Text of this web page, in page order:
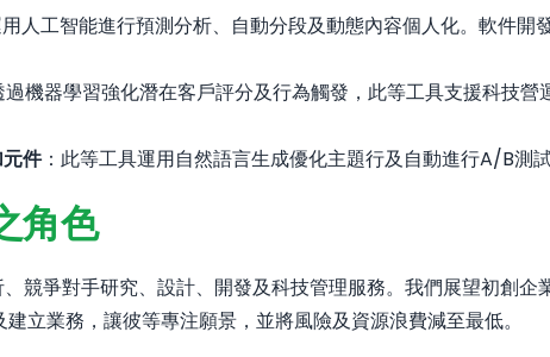
用人工智能進行預測分析、自動分段及動態內容個人化。軟件
過機器學習強化潛在客戶評分及行為觸發，此等工具支援科技
件：此等工具運用自然語言生成優化主題行及自動進行A/B測
角色
競爭對手研究、設計、開發及科技管理服務。我們展望初創
立業務，讓彼等專注願景，並將風險及資源浪費減至最低。